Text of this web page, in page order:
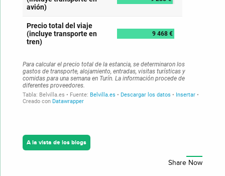
A la vista de los blogs